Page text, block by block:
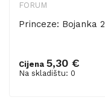
FORUM
Princeze: Bojanka 2
Cijena 5,30 €
Na skladištu: 0